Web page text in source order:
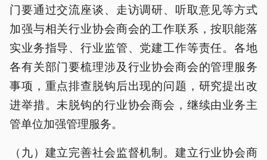
门要通过交流座谈、走访调研、听取意见等方式
加强与相关行业协会商会的工作联系，按职能落
实业务指导、行业监管、党建工作等责任。各地
各有关部门要梳理涉及行业协会商会的管理服务
事项，重点排查脱钩后出现的问题，研究提出改
进举措。未脱钩的行业协会商会，继续由业务主
管单位加强管理服务。
（九）建立完善社会监督机制。建立行业协会商